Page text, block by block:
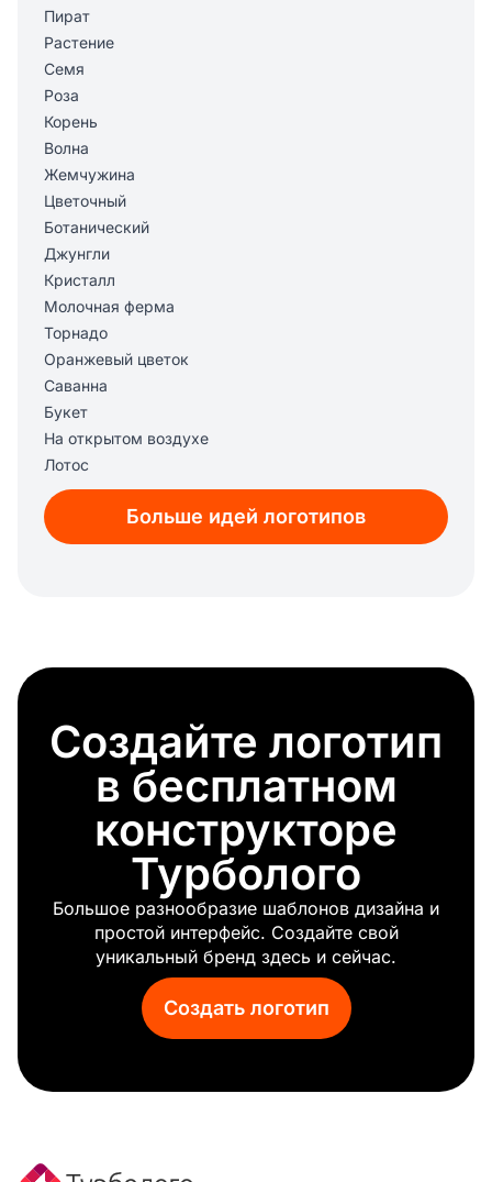
Пират
Растение
Семя
Роза
Корень
Волна
Жемчужина
Цветочный
Ботанический
Джунгли
Кристалл
Молочная ферма
Торнадо
Оранжевый цветок
Саванна
Букет
На открытом воздухе
Лотос
Ночь
Кальян
Энергия
Гора
Красный лист
Капля
Колосья пшеницы
Питьевая вода
Агрокомпании
Оливковый лист
Больше идей логотипов
Создайте логотип
в бесплатном
конструкторе
Турболого
Большое разнообразие шаблонов дизайна и
простой интерфейс. Создайте свой
уникальный бренд здесь и сейчас.
Создать логотип